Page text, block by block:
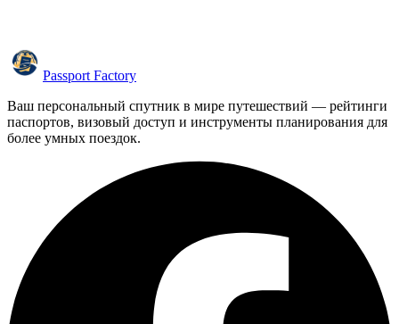
Passport Factory
Ваш персональный спутник в мире путешествий — рейтинги
паспортов, визовый доступ и инструменты планирования для
более умных поездок.